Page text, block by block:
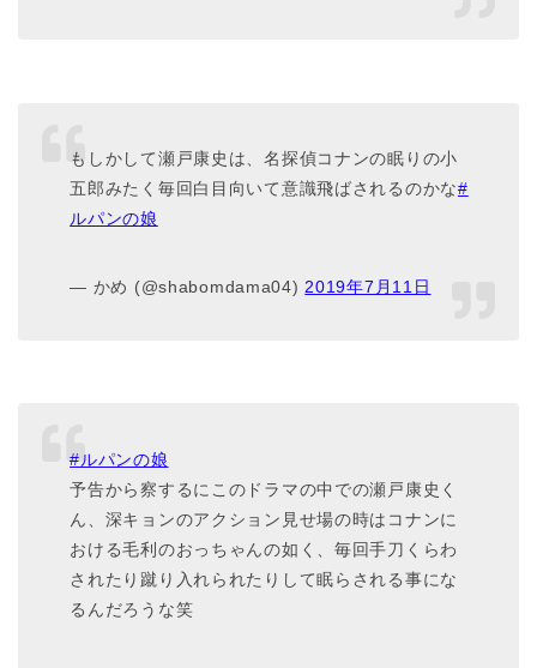
もしかして瀬戸康史は、名探偵コナンの眠りの小
五郎みたく毎回白目向いて意識飛ばされるのかな#
ルパンの娘
— かめ (@shabomdama04) 2019年7月11日
#ルパンの娘
予告から察するにこのドラマの中での瀬戸康史く
ん、深キョンのアクション見せ場の時はコナンに
おける毛利のおっちゃんの如く、毎回手刀くらわ
されたり蹴り入れられたりして眠らされる事にな
るんだろうな笑